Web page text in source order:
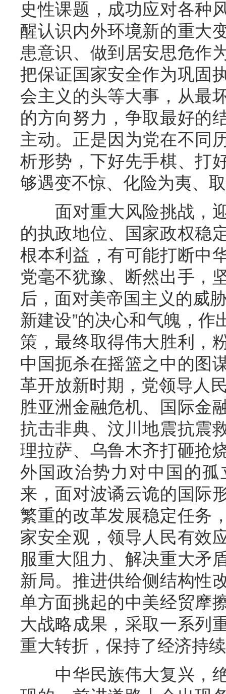
史性课题，成功应对各种
醒认识内外环境新的重大
患意识、做到居安思危作
把保证国家安全作为巩固
会主义的头等大事，从最
的方向努力，争取最好的
主动。正是因为党在不同
析形势，下好先手棋、打
够遇变不惊、化险为夷、
面对重大风险挑战，迎
的执政地位、国家政权稳
根本利益，有可能打断中
党毫不犹豫、断然出手，
后，面对美帝国主义的威
新建设”的决心和气魄，
策，最终取得伟大胜利，
中国扼杀在摇篮之中的图
革开放新时期，党领导人
胜亚洲金融危机、国际金
抗击非典、汶川地震抗震
理拉萨、乌鲁木齐打砸抢
外国政治势力对中国的
来，面对波谲云诡的国际
繁重的改革发展稳定任务
家安全观，领导人民有效
服重大阻力、解决重大矛
新局。推进供给侧结构性
单方面挑起的中美经贸摩
大战略成果，采取一系列
重大转折，保持了经济持
中华民族伟大复兴，绝